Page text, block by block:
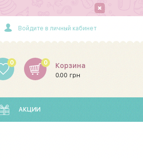
Войдите в личный кабинет
0 Корзина
0.00 грн
0
АКЦИИ